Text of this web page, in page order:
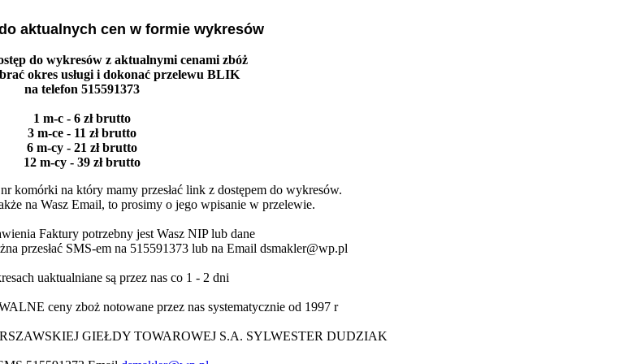
aktualnych cen w formie wykresów
do wykresów z aktualnymi cenami zbóż
okres usługi i dokonać przelewu BLIK
na telefon 515591373
1 m-c - 6 zł brutto
3 m-ce - 11 zł brutto
6 m-cy - 21 zł brutto
12 m-cy - 39 zł brutto
komórki na który mamy przesłać link z dostępem do wykresów.
na Wasz Email, to prosimy o jego wpisanie w przelewie.
Faktury potrzebny jest Wasz NIP lub dane
przesłać SMS-em na 515591373 lub na Email dsmakler@wp.pl
uaktualniane są przez nas co 1 - 2 dni
ceny zboż notowane przez nas systematycznie od 1997 r
GIEŁDY TOWAROWEJ S.A. SYLWESTER DUDZIAK